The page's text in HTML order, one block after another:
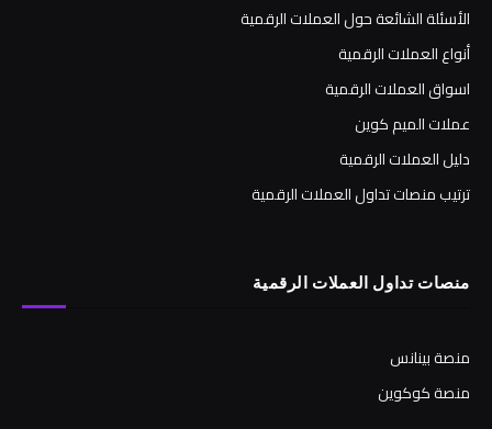
الأسئلة الشائعة حول العملات الرقمية
أنواع العملات الرقمية
اسواق العملات الرقمية
عملات الميم كوين
دليل العملات الرقمية
ترتيب منصات تداول العملات الرقمية
منصات تداول العملات الرقمية
منصة بينانس
منصة كوكوين